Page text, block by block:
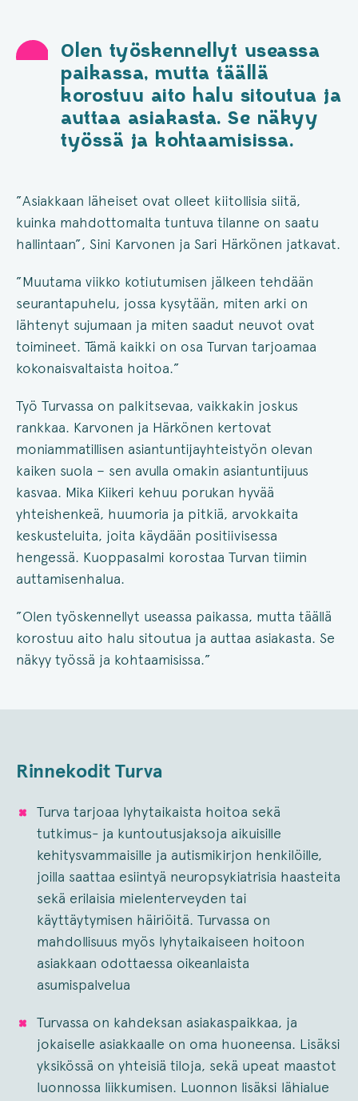
Olen työskennellyt useassa
paikassa, mutta täällä
korostuu aito halu sitoutua ja
auttaa asiakasta. Se näkyy
työssä ja kohtaamisissa.
”Asiakkaan läheiset ovat olleet kiitollisia siitä,
kuinka mahdottomalta tuntuva tilanne on saatu
hallintaan”, Sini Karvonen ja Sari Härkönen jatkavat.
”Muutama viikko kotiutumisen jälkeen tehdään
seurantapuhelu, jossa kysytään, miten arki on
lähtenyt sujumaan ja miten saadut neuvot ovat
toimineet. Tämä kaikki on osa Turvan tarjoamaa
kokonaisvaltaista hoitoa.”
Työ Turvassa on palkitsevaa, vaikkakin joskus
rankkaa. Karvonen ja Härkönen kertovat
moniammatillisen asiantuntijayhteistyön olevan
kaiken suola – sen avulla omakin asiantuntijuus
kasvaa. Mika Kiikeri kehuu porukan hyvää
yhteishenkeä, huumoria ja pitkiä, arvokkaita
keskusteluita, joita käydään positiivisessa
hengessä. Kuoppasalmi korostaa Turvan tiimin
auttamisenhalua.
”Olen työskennellyt useassa paikassa, mutta täällä
korostuu aito halu sitoutua ja auttaa asiakasta. Se
näkyy työssä ja kohtaamisissa.”
Rinnekodit Turva
Turva tarjoaa lyhytaikaista hoitoa sekä
tutkimus- ja kuntoutusjaksoja aikuisille
kehitysvammaisille ja autismikirjon henkilöille,
joilla saattaa esiintyä neuropsykiatrisia haasteita
sekä erilaisia mielenterveyden tai
käyttäytymisen häiriöitä. Turvassa on
mahdollisuus myös lyhytaikaiseen hoitoon
asiakkaan odottaessa oikeanlaista
asumispalvelua
Turvassa on kahdeksan asiakaspaikkaa, ja
jokaiselle asiakkaalle on oma huoneensa. Lisäksi
yksikössä on yhteisiä tiloja, sekä upeat maastot
luonnossa liikkumisen. Luonnon lisäksi lähialue